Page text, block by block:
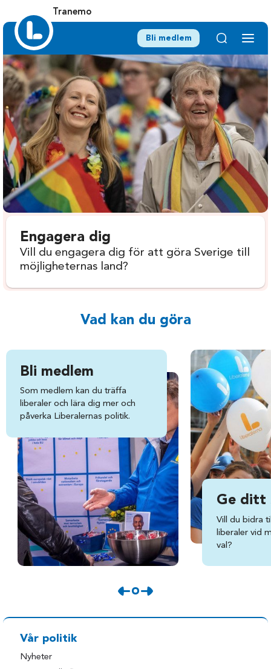
Tranemo
Bli medlem
Engagera dig
Vill du engagera dig för att göra Sverige till
möjligheternas land?
Vad kan du göra
Bli medlem
Som medlem kan du träffa
liberaler och lära dig mer och
påverka Liberalernas politik.
Ge ditt
Vill du bidra
liberaler vid
val?
Vår politik
Nyheter